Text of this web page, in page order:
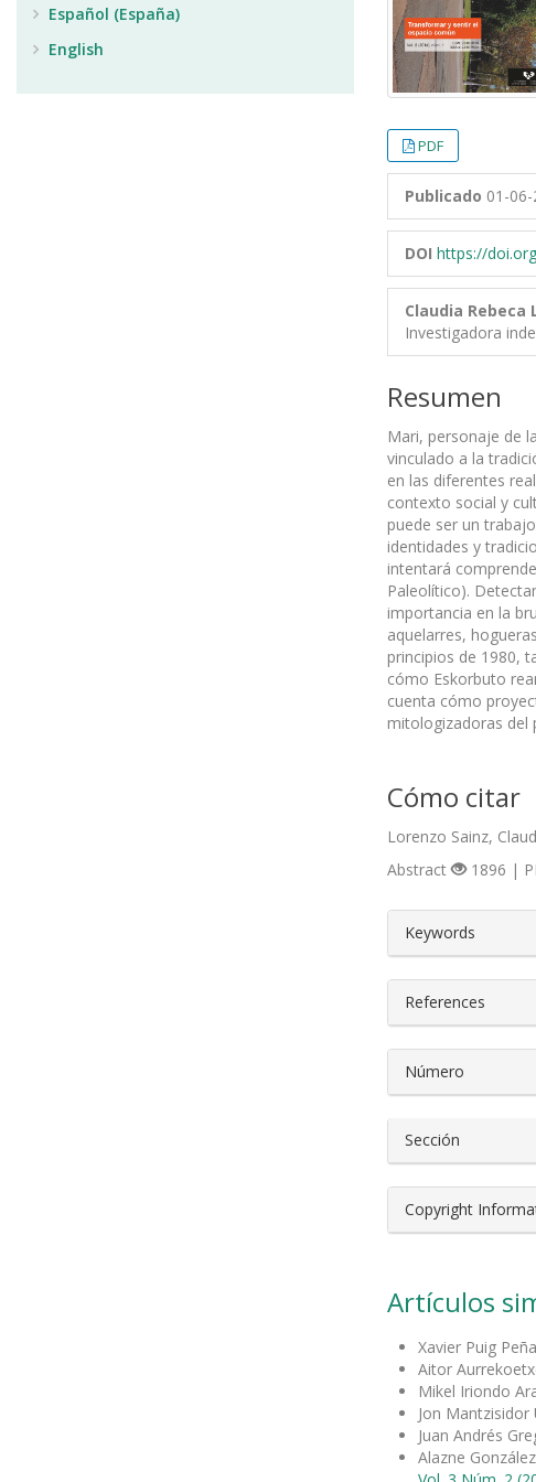
PDF
Publicado 01-
DOI https://
Claudia Rebeca
Investigadora
Resumen
Mari, personaje de
vinculado a la
en las diferentes
contexto social y
puede ser un
identidades y
intentará
Paleolítico).
importancia en la
aquelarres,
principios de 1980,
cómo Eskorbuto
cuenta cómo
mitologizadoras del
Cómo citar
Lorenzo Sainz,
Abstract 1896 |
Keywords
References
Número
Sección
Copyright
Artículos
Xavier Puig
Aitor
Mikel Iriondo
Jon Mantzisidor
Juan Andrés
Alazne
Español (España)
English